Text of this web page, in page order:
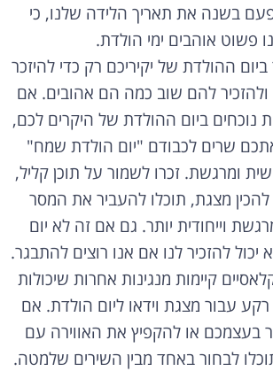
בשנה את תאריך הלידה שלנו, כי
פשוט אוהבים ימי הולדת.
ההולדת של יקיריכם רק כדי להיזכר
ולהזכיר להם שוב כמה הם אהובים. אם
נוכחים ביום ההולדת של היקרים לכם,
שרים לכבודם "יום הולדת שמח"
ומרגשת. זכרו לשמור על תוכן קליל,
מצגת, תוכלו להעביר את המסר
וייחודית יותר. גם אם זה לא יום
להזכיר לנו אם אנו רוצים להתבגר.
קיימות מנגינות אחרות שיכולות
עבור מצגת וידאו ליום הולדת. אם
בעצמכם או להקפיץ את האווירה עם
לבחור באחד מבין השירים שלמטה.